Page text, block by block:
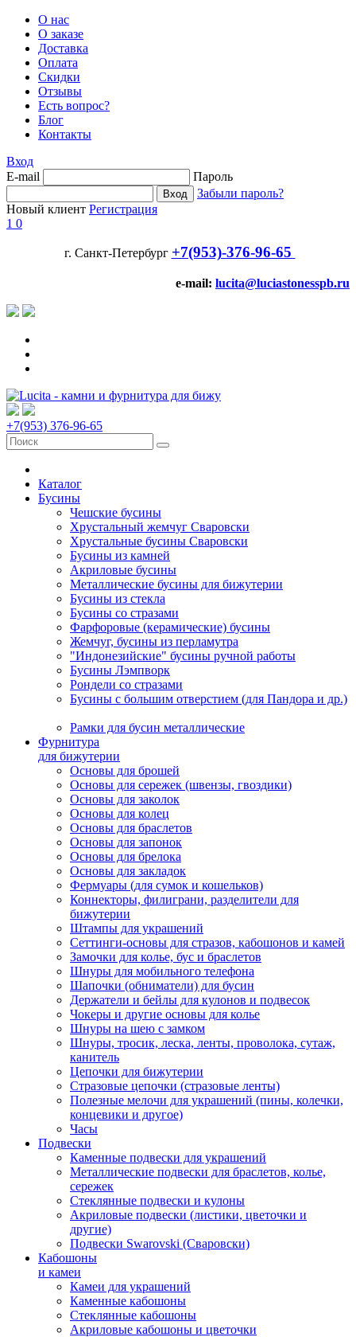
О нас
О заказе
Доставка
Оплата
Скидки
Отзывы
Есть вопрос?
Блог
Контакты
Вход
E-mail
Пароль
Забыли пароль?
Новый клиент Регистрация
1 0
г. Санкт-Петербург +7(953)-376-96-65
e-mail: lucita@luciastonesspb.ru
+7(953) 376-96-65
Каталог
Бусины
Чешские бусины
Хрустальный жемчуг Сваровски
Хрустальные бусины Сваровски
Бусины из камней
Акриловые бусины
Металлические бусины для бижутерии
Бусины из стекла
Бусины со стразами
Фарфоровые (керамические) бусины
Жемчуг, бусины из перламутра
"Индонезийские" бусины ручной работы
Бусины Лэмпворк
Рондели со стразами
Бусины с большим отверстием (для Пандора и др.)
Рамки для бусин металлические
Фурнитура
для бижутерии
Основы для брошей
Основы для сережек (швензы, гвоздики)
Основы для заколок
Основы для колец
Основы для браслетов
Основы для запонок
Основы для брелока
Основы для закладок
Фермуары (для сумок и кошельков)
Коннекторы, филиграни, разделители для
бижутерии
Штампы для украшений
Сеттинги-основы для стразов, кабошонов и камей
Замочки для колье, бус и браслетов
Шнуры для мобильного телефона
Шапочки (обниматели) для бусин
Держатели и бейлы для кулонов и подвесок
Чокеры и другие основы для колье
Шнуры на шею с замком
Шнуры, тросик, леска, ленты, проволока, сутаж,
канитель
Цепочки для бижутерии
Стразовые цепочки (стразовые ленты)
Полезные мелочи для украшений (пины, колечки,
концевики и другое)
Часы
Подвески
Каменные подвески для украшений
Металлические подвески для браслетов, колье,
сережек
Стеклянные подвески и кулоны
Акриловые подвески (листики, цветочки и
другие)
Подвески Swarovski (Сваровски)
Кабошоны
и камеи
Камеи для украшений
Каменные кабошоны
Стеклянные кабошоны
Акриловые кабошоны и цветочки